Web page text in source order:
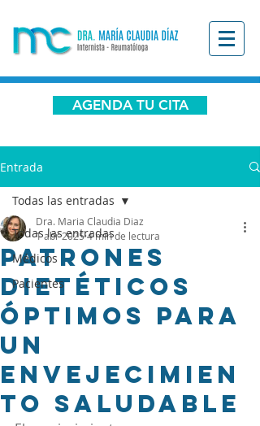
AGENDA TU CITA
Entrada
Todas las entradas
Médicos
Pacientes
Todas las entradas
Patrones
Dietéticos
Óptimos para
un
Envejecimien
to Saludable
Dra. Maria Claudia Diaz
1 abr 2025 4 min de lectura